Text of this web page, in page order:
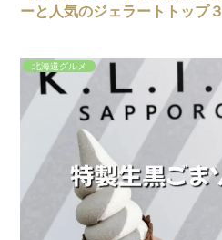
ーと人気のジェラートトップ
北海道グルメ